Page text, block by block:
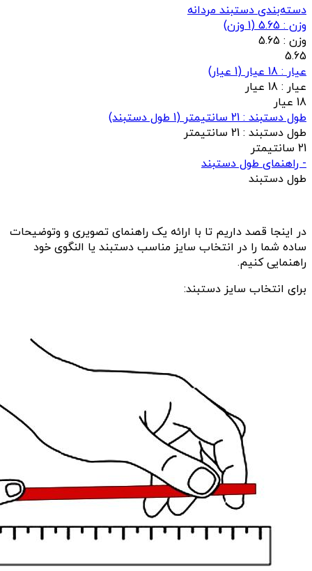
دسته‌بندی دستبند مردانه
وزن : 5.65
(
1 وزن)
وزن : 5.65
5.65
عيار : 18 عیار
(
1 عيار)
عيار : 18 عیار
18 عیار
طول دستبند : 21 سانتیمتر
(
1 طول دستبند)
طول دستبند : 21 سانتیمتر
21 سانتیمتر
- راهنمای طول دستبند
طول دستبند
در اینجا قصد داریم تا با ارائه یک راهنمای تصویری و وتوضیحات
ساده شما را در انتخاب سایز مناسب دستبند یا النگوی خود
راهنمایی کنیم.
برای انتخاب سایز دستبند: